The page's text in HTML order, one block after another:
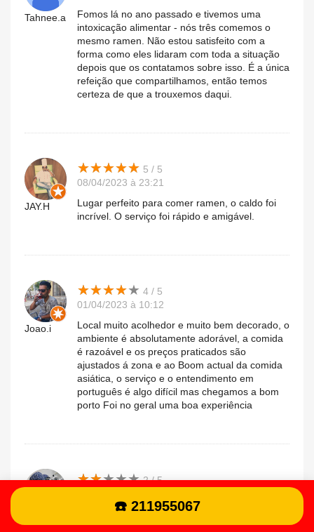
Tahnee.a
Fomos lá no ano passado e tivemos uma
intoxicação alimentar - nós três comemos o
mesmo ramen. Não estou satisfeito com a
forma como eles lidaram com toda a situação
depois que os contatamos sobre isso. É a única
refeição que compartilhamos, então temos
certeza de que a trouxemos daqui.
JAY.H
★★★★★
★★★★★ 5 / 5
08/04/2023 à 23:21
Lugar perfeito para comer ramen, o caldo foi
incrível. O serviço foi rápido e amigável.
Joao.i
★★★★★
★★★★★ 4 / 5
01/04/2023 à 10:12
Local muito acolhedor e muito bem decorado, o
ambiente é absolutamente adorável, a comida
é razoável e os preços praticados são
ajustados á zona e ao Boom actual da comida
asiática, o serviço e o entendimento em
português é algo difícil mas chegamos a bom
porto Foi no geral uma boa experiência
★★★★★
★★★★★ 2 / 5
Infelizmente terei que mudar minha opinião
sobre esse lugar de ramen; nas últimas 3
☎️ 211955067